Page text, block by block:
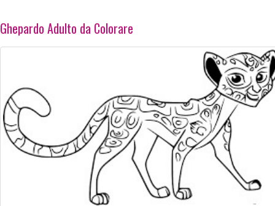
Ghepardo Adulto da Colorare